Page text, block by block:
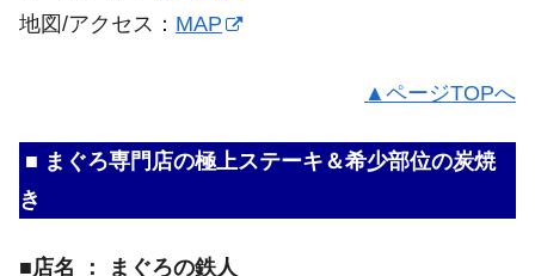
地図/アクセス： MAP
▲ページTOPへ
■ まぐろ専門店の極上ステーキ＆希少部位の炭焼
き
■店名 ： まぐろの鉄人